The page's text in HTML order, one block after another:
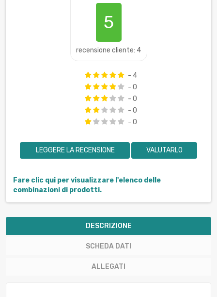
5
recensione cliente: 4
- 4
- 0
- 0
- 0
- 0
LEGGERE LA RECENSIONE VALUTARLO
Fare clic qui per visualizzare l'elenco delle
combinazioni di prodotti.
DESCRIZIONE
SCHEDA DATI
ALLEGATI